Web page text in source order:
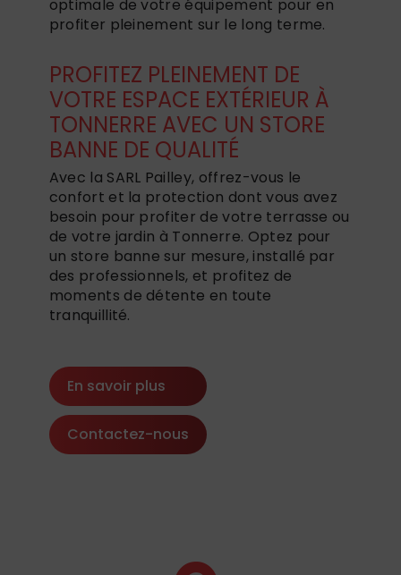
optimale de votre équipement pour en
profiter pleinement sur le long terme.
PROFITEZ PLEINEMENT DE
VOTRE ESPACE EXTÉRIEUR À
TONNERRE AVEC UN STORE
BANNE DE QUALITÉ
Avec la SARL Pailley, offrez-vous le
confort et la protection dont vous avez
besoin pour profiter de votre terrasse ou
de votre jardin à Tonnerre. Optez pour
un store banne sur mesure, installé par
des professionnels, et profitez de
moments de détente en toute
tranquillité.
En savoir plus
Contactez-nous